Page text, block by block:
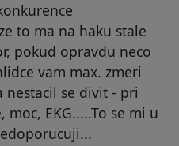
to ma na haku stale
pokud opravdu neco
vam max. zmeri
nestacil se divit - pri
EKG.....To se mi u